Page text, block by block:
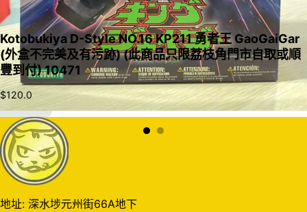
入購物車
Kotobukiya D-Style NO.16 KP211 勇者王 GaoGaiGar
(外盒不完美及有污跡) (此商品只限荔枝角門市自取或順
豐到付) 10471
$120.0
地址: 深水埗元州街66A地下